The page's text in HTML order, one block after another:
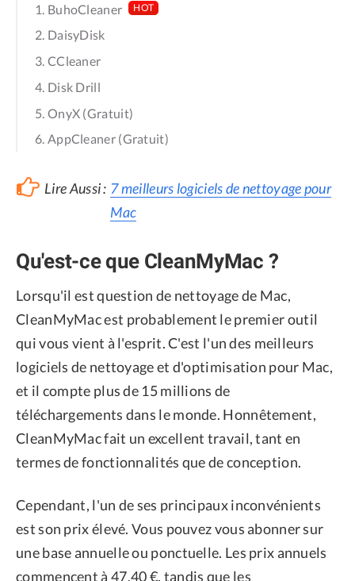
1. BuhoCleaner
HOT
2. DaisyDisk
3. CCleaner
4. Disk Drill
5. OnyX (Gratuit)
6. AppCleaner (Gratuit)
Lire Aussi : 7 meilleurs logiciels de nettoyage pour
Mac
Qu'est-ce que CleanMyMac ?
Lorsqu'il est question de nettoyage de Mac,
CleanMyMac est probablement le premier outil
qui vous vient à l'esprit. C'est l'un des meilleurs
logiciels de nettoyage et d'optimisation pour Mac,
et il compte plus de 15 millions de
téléchargements dans le monde. Honnêtement,
CleanMyMac fait un excellent travail, tant en
termes de fonctionnalités que de conception.
Cependant, l'un de ses principaux inconvénients
est son prix élevé. Vous pouvez vous abonner sur
une base annuelle ou ponctuelle. Les prix annuels
commencent à 47,40 €, tandis que les